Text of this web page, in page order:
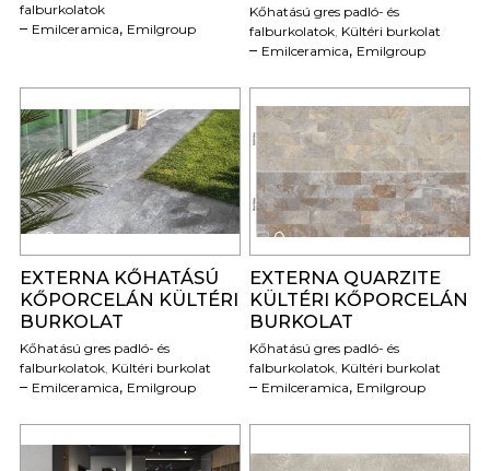
falburkolatok
Emilceramica, Emilgroup
Kőhatású gres padló- és
falburkolatok, Kültéri burkolat
Emilceramica, Emilgroup
0
EXTERNA KŐHATÁSÚ
KŐPORCELÁN KÜLTÉRI
BURKOLAT
Kőhatású gres padló- és
falburkolatok, Kültéri burkolat
Emilceramica, Emilgroup
0
EXTERNA QUARZITE
KÜLTÉRI KŐPORCELÁN
BURKOLAT
Kőhatású gres padló- és
falburkolatok Kültéri burkolat
Emilceramica, Emilgroup